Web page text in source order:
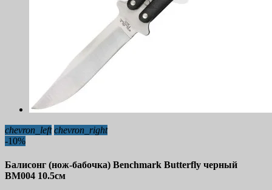
chevron_left chevron_right
-10%
Балисонг (нож-бабочка) Benchmark Butterfly черный
BM004 10.5см